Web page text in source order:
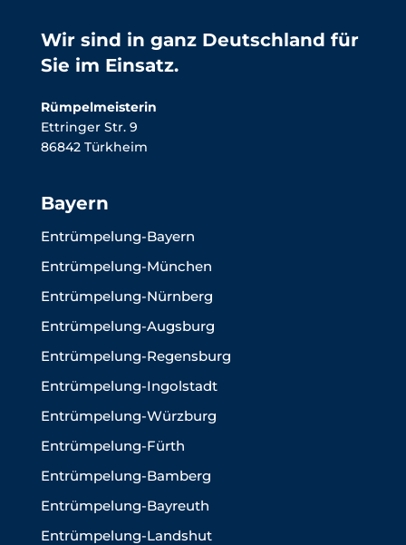
Wir sind in ganz Deutschland für
Sie im Einsatz.
Rümpelmeisterin
Ettringer Str. 9
86842 Türkheim
Bayern
Entrümpelung-Bayern
Entrümpelung-München
Entrümpelung-Nürnberg
Entrümpelung-Augsburg
Entrümpelung-Regensburg
Entrümpelung-Ingolstadt
Entrümpelung-Würzburg
Entrümpelung-Fürth
Entrümpelung-Bamberg
Entrümpelung-Bayreuth
Entrümpelung-Landshut